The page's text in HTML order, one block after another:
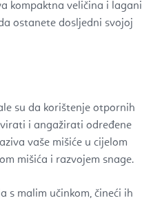
kompaktna veličina i lagani
ostanete dosljedni svojoj
su da korištenje otpornih
i angažirati određene
vaše mišiće u cijelom
mišića i razvojem snage.
s malim učinkom, čineći ih